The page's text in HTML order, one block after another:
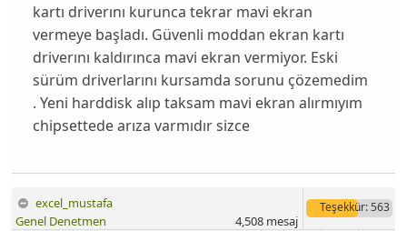
kartı driverını kurunca tekrar mavi ekran
vermeye başladı. Güvenli moddan ekran kartı
driverını kaldırınca mavi ekran vermiyor. Eski
sürüm driverlarını kursamda sorunu çözemedim
. Yeni harddisk alıp taksam mavi ekran alırmıyım
chipsettede arıza varmıdır sizce
excel_mustafa
Genel Denetmen
Teşekkür: 563
4,508mesaj